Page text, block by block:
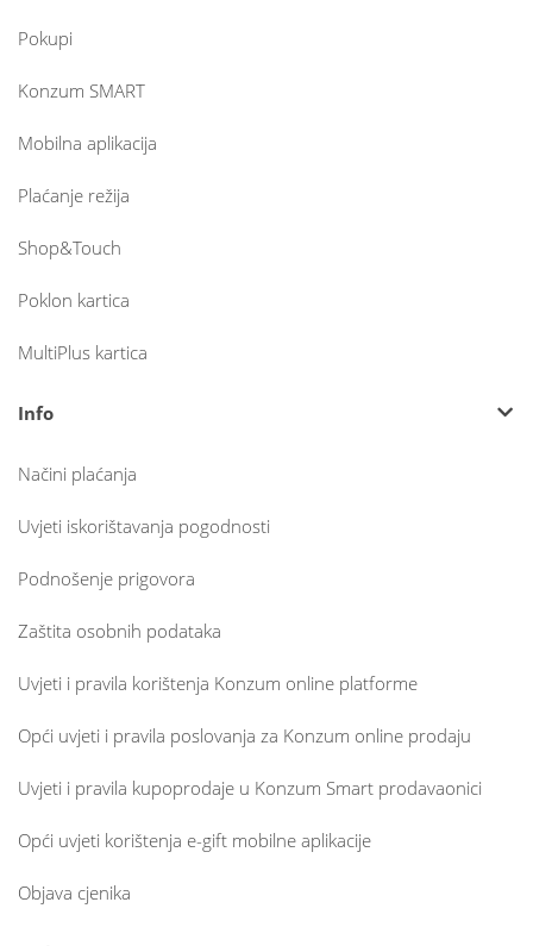
Pokupi
Konzum SMART
Mobilna aplikacija
Plaćanje režija
Shop&Touch
Poklon kartica
MultiPlus kartica
Info
Načini plaćanja
Uvjeti iskorištavanja pogodnosti
Podnošenje prigovora
Zaštita osobnih podataka
Uvjeti i pravila korištenja Konzum online platforme
Opći uvjeti i pravila poslovanja za Konzum online prodaju
Uvjeti i pravila kupoprodaje u Konzum Smart prodavaonici
Opći uvjeti korištenja e-gift mobilne aplikacije
Objava cjenika